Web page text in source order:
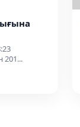
201...